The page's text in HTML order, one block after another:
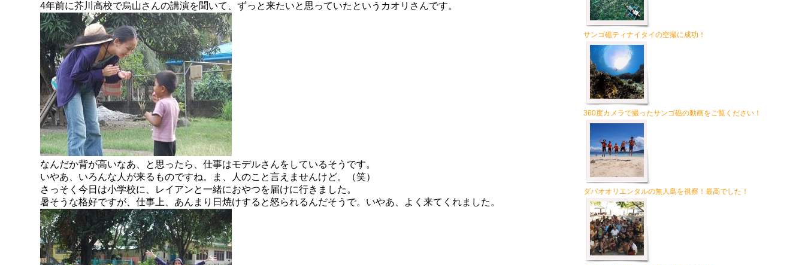
4年前に芥川高校で烏山さんの講演を聞いて、ずっと来たいと思っていたというカオリさんです。
なんだか背が高いなあ、と思ったら、仕事はモデルさんをしているそうです。
いやあ、いろんな人が来るものですね。ま、人のこと言えませんけど。（笑）
さっそく今日は小学校に、レイアンと一緒におやつを届けに行きました。
暑そうな格好ですが、仕事上、あんまり日焼けすると怒られるんだそうで。いやあ、よく来てくれました。
サンゴ礁ティナイタイの空撮に成功！
360度カメラで撮ったサンゴ礁の動画をご覧ください！
ダバオオリエンタルの無人島を視察！最高でした！